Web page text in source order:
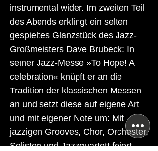
instrumental wider. Im zweiten Teil
des Abends erklingt ein selten
gespieltes Glanzstück des Jazz-
Großmeisters Dave Brubeck: In
seiner Jazz-Messe »To Hope! A
celebration« knüpft er an die
Tradition der klassischen Messen
an und setzt diese auf eigene Art
und mit eigener Note um: Mit
jazzigen Grooves, Chor, Orchester,
Solisten und Jazzquartett feiert